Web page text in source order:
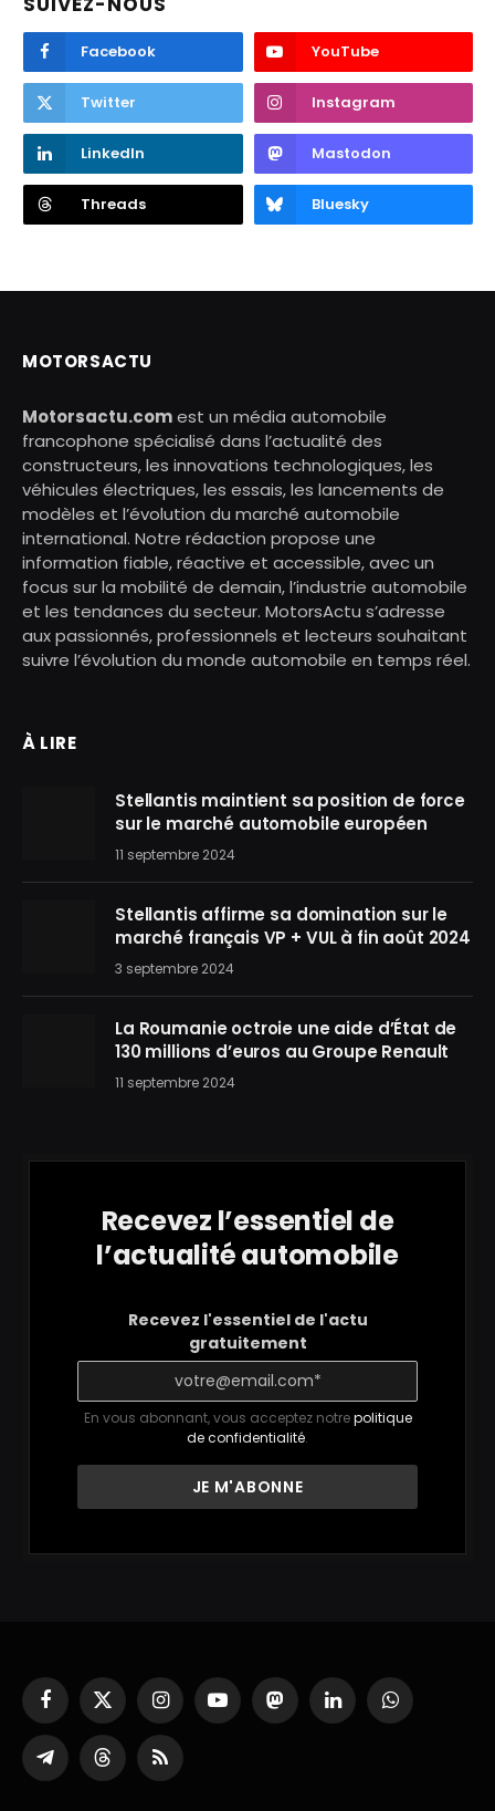
Facebook YouTube
Twitter Instagram
LinkedIn Mastodon
Threads Bluesky
MOTORSACTU
Motorsactu.comest un média automobile
francophone spécialisé dans l’actualité des
constructeurs, les innovations technologiques, les
véhicules électriques, les essais, les lancements de
modèles et l’évolution du marché automobile
international. Notre rédaction propose une
information fiable, réactive et accessible, avec un
focus sur la mobilité de demain, l’industrie automobile
et les tendances du secteur. MotorsActu s’adresse
aux passionnés, professionnels et lecteurs souhaitant
suivre l’évolution du monde automobile en temps réel.
À LIRE
Stellantis maintient sa position de force
sur le marché automobile européen
11 septembre 2024
Stellantis affirme sa domination sur le
marché français VP + VUL à fin août 2024
3 septembre 2024
La Roumanie octroie une aide d’État de
130 millions d’euros au Groupe Renault
11 septembre 2024
Recevez l’essentiel de
l’actualité automobile
Recevez l'essentiel de l'actu
gratuitement
En vous abonnant, vous acceptez notrepolitique
de confidentialité.
Facebook
X
(Twitter)
InstagramYouTubeMastodonLinkedInWhatsApp
Partager
sur
ThreadsRSS